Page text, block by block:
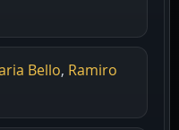
Bello, Ramiro